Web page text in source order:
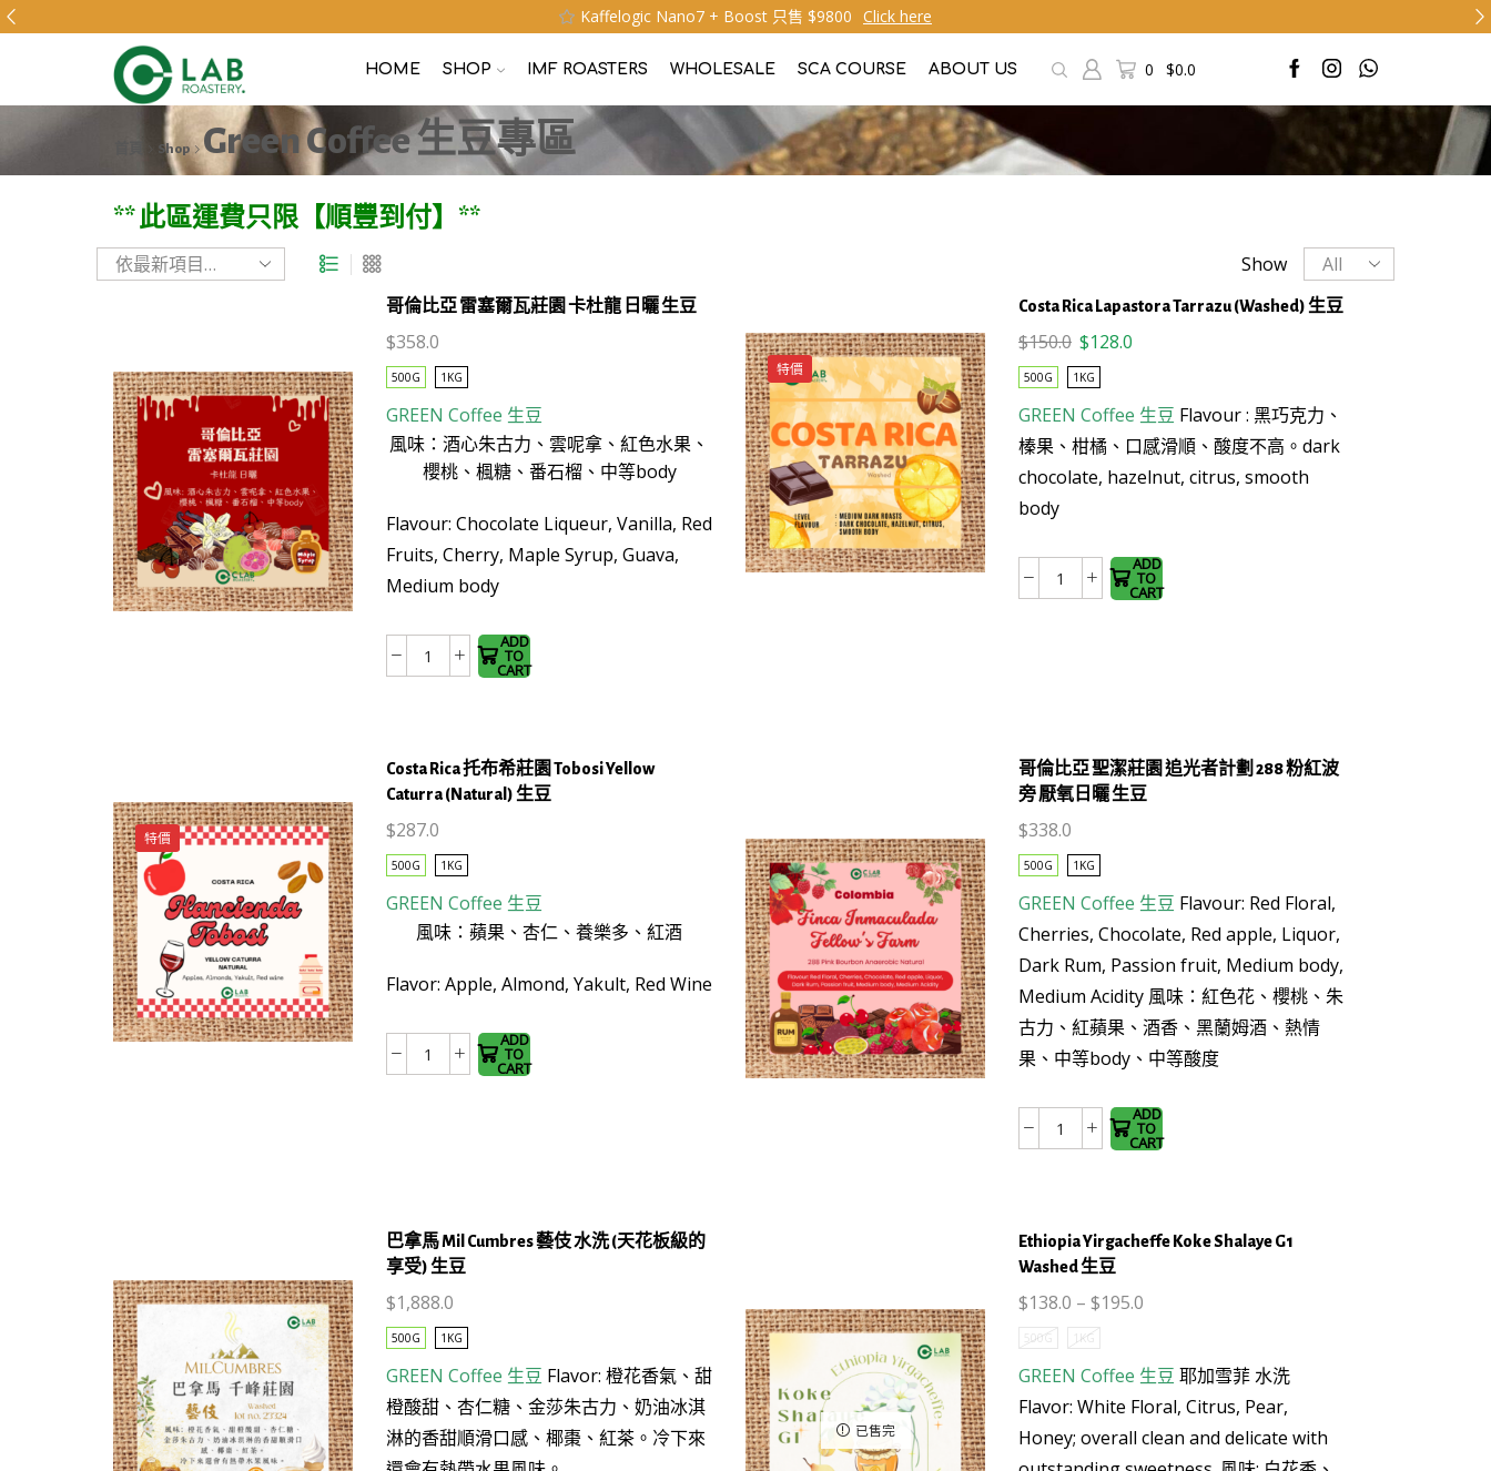
Kaffelogic Nano7 + Boost 只售 $9800 Click here
HOME SHOP IMF ROASTERS WHOLESALE SCA COURSE ABOUT US 0 $0.0
Shop Green Coffee 生豆專區
** 此區運費只限【順豐到付】**
Show
Products
per
page
哥倫比亞 雷塞爾瓦莊園 卡杜龍 日曬 生豆
$358.0
500G 1KG
GREEN Coffee 生豆
風味：酒心朱古力、雲呢拿、紅色水果、
櫻桃、楓糖、番石榴、中等body
Flavour: Chocolate Liqueur, Vanilla, Red
Fruits, Cherry, Maple Syrup, Guava,
Medium body
哥
雷
塞
爾
瓦
莊
園
卡
龍
曬
生
ADD
TO
CART
product
has
multiple
The
options
product
page
特價
Costa Rica Lapastora Tarrazu (Washed) 生豆
$150.0 Original
price
was:
$150.0.
$128.0
$128.0.
500G 1KG
GREEN Coffee 生豆 Flavour : 黑巧克力、
榛果、柑橘、口感滑順、酸度不高。 dark
chocolate, hazelnut, citrus, smooth
body
Costa
數
量
ADD
TO
CART
product
has
multiple
The
options
特價
Costa Rica 托布希莊園 Tobosi Yellow
Caturra (Natural) 生豆
$287.0
500G 1KG
GREEN Coffee 生豆
風味：蘋果、杏仁、養樂多、紅酒
Flavor: Apple, Almond, Yakult, Red Wine
Costa
園
Tobosi
Yellow
Caturra
(Natural)
豆
數
量
ADD
TO
CART
This
product
multiple
The
options
哥倫比亞 聖潔莊園 追光者計劃 288 粉紅波
旁 厭氧日曬 生豆
$338.0
500G 1KG
GREEN Coffee 生豆 Flavour: Red Floral,
Cherries, Chocolate, Red apple, Liquor,
Dark Rum, Passion fruit, Medium body,
Medium Acidity 風味：紅色花、櫻桃、朱
古力、紅蘋果、酒香、黑蘭姆酒、熱情
果、中等body、中等酸度
哥
聖
潔
莊
園
追
光
者
計
劃
ADD
TO
CART
product
has
multiple
The
options
product
page
巴拿馬 Mil Cumbres 藝伎 水洗 (天花板級的
享受) 生豆
$1,888.0
500G 1KG
GREEN Coffee 生豆 Flavor: 橙花香氣、甜
橙酸甜、杏仁糖、金莎朱古力、奶油冰淇
淋的香甜順滑口感、椰棗、紅茶。冷下來
product
has
已售完
Ethiopia Yirgacheffe Koke Shalaye G1
Washed 生豆
$138.0 – $195.0
500G 1KG
GREEN Coffee 生豆 耶加雪菲 水洗
Flavor: White Floral, Citrus, Pear,
Honey; overall clean and delicate with